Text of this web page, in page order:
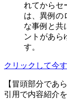
れてからセ
は、異例の
な事例と共
ントがあら
す。
クリックして今
【冒頭部分であ
引用で内容紹介